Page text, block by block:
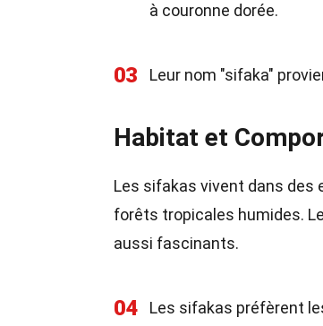
à couronne dorée.
03 Leur nom "sifaka"
Habitat et
Les sifakas vivent dans des
forêts tropicales humides.
aussi fascinants.
04 Les sifakas préfèrent